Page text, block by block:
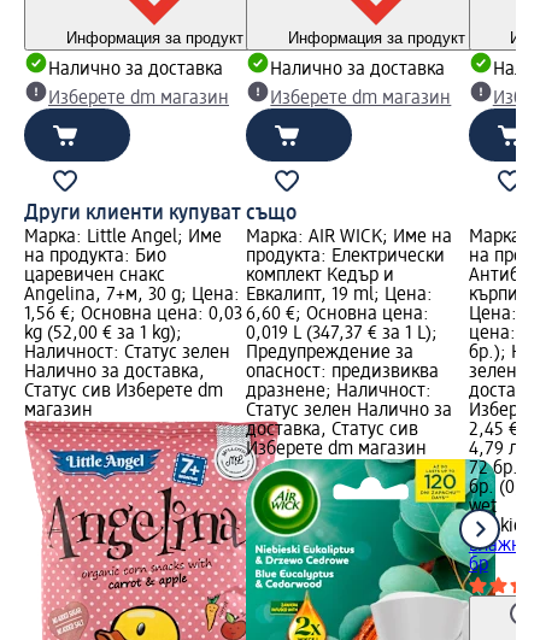
Информация за продукт
Налично за доставка
Изберете dm магазин
Информация за продукт
Налично за доставка
Изберете dm магазин
Други клиенти купуват също
Марка: Little Angel; Име
на продукта: Био
царевичен снакс
Angelina, 7+м, 30 g; Цена:
1,56 €; Основна цена: 0,03
kg (52,00 € за 1 kg);
Наличност: Статус зелен
Налично за доставка,
Статус сив Изберете dm
магазин
Марка: AIR WICK; Име на
продукта: Електрически
комплект Кедър и
Евкалипт, 19 ml; Цена:
6,60 €; Основна цена:
0,019 L (347,37 € за 1 L);
Предупреждение за
опасност: предизвиква
дразнене; Наличност:
Статус зелен Налично за
доставка, Статус сив
Изберете dm магазин
Марка:
на
кърпи
Цена:
цена:
бр.);
зелен
2,45 €
4,79 лв.
72 бр.
бр.
wet
hankies
влажни
бр